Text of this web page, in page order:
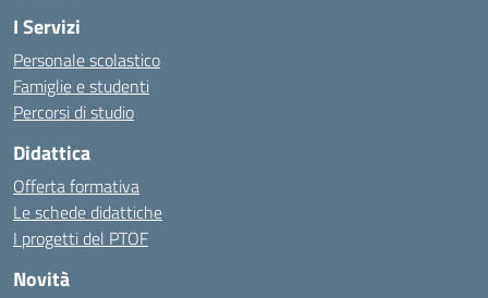
I Servizi
Personale scolastico
Famiglie e studenti
Percorsi di studio
Didattica
Offerta formativa
Le schede didattiche
I progetti del PTOF
Novità